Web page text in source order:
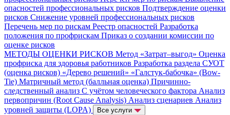
опасностей профессиональных рисков Подтверждение оценки
рисков Снижение уровней профессиональных рисков
Перечень мер по рискам Реестр опасностей Разработка
положения по профрискам Приказ о создании комиссии по
оценке рисков
МЕТОДЫ ОЦЕНКИ РИСКОВ Метод «Затрат–выгод» Оценка
профриска для здоровья работников Разработка раздела СУОТ
(оценка рисков) «Дерево решений» «Галстук-бабочка» (Bow-
Tie) Матричный метод (балльная оценка) Причинно-
следственный анализ С учётом человеческого фактора Анализ
первопричин (Root Cause Analysis) Анализ сценариев Анализ
уровней защиты (LOPA)
Все услуги